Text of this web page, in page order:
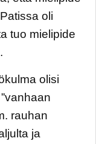
oli
tuo mielipide
olisi
rauhan
ja